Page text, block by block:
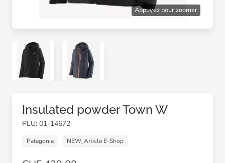
Appuyez pour zoomer
Insulated powder Town W
PLU: 01-14672
Patagonia NEW_Article E-Shop